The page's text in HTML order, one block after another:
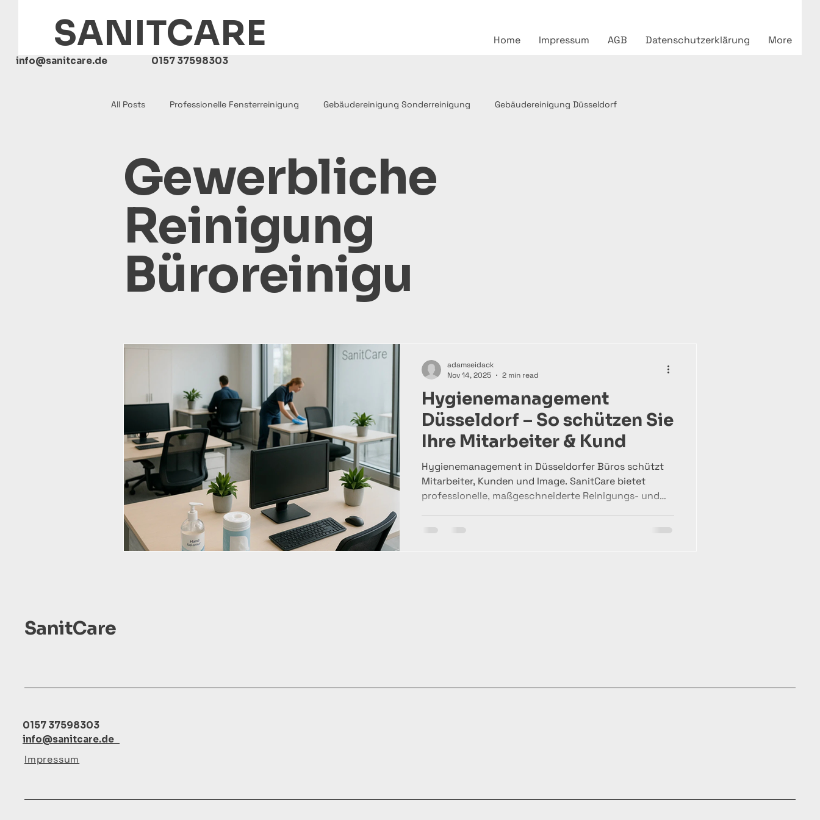
SANITCARE Home Impressum AGB Datenschutzerklärung More
info@sanitcare.de 0157 37598303
All Posts Professionelle Fensterreinigung Gebäudereinigung Sonderreinigung Gebäudereinigung Düsseldorf
Gebäudereinigung Büroreinigung Gebäudereinigung
Gewerbliche
Reinigung
Büroreinigu
Hygienemanagement
Düsseldorf – So schützen Sie
Ihre Mitarbeiter & Kund
Hygienemanagement in Düsseldorfer Büros schützt
Mitarbeiter, Kunden und Image. SanitCare bietet
professionelle, maßgeschneiderte Reinigungs- und
adamseidack
Nov 14, 2025
2 min read
SanitCare
0157 37598303
info@sanitcare.de
Impressum